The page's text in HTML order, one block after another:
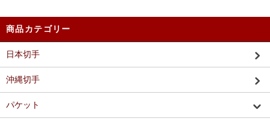
商品カテゴリー
日本切手
沖縄切手
パケット